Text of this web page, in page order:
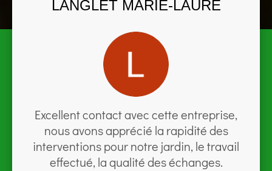
LANGLET MARIE-LAURE
Excellent contact avec cette entreprise,
nous avons apprécié la rapidité des
interventions pour notre jardin, le travail
effectué, la qualité des échanges.